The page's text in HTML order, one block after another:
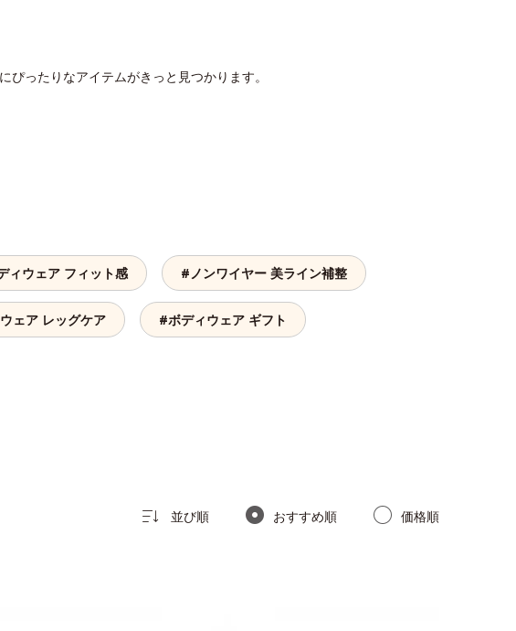
ったりなアイテムがきっと見つかります。
ィウェア フィット感 #ノンワイヤー 美ライン補整
ェア レッグケア #ボディウェア ギフト
並び順 おすすめ順 価格順